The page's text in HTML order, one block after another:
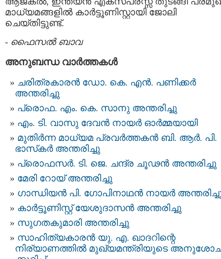
മാധ്യമങ്ങളില്‍ കാര്‍ട്ടൂണിസ്റ്റായി ജോലി
ചെയ്തിട്ടുണ്ട്.
- ഫൈസല്‍ ബാവ
അനുബന്ധ വാര്‍ത്തകള്‍
ചരിത്രകാരൻ ഡോ. കെ. എൻ. പണിക്കർ
അന്തരിച്ചു
പ്രൊഫ. എം. കെ. സാനു അന്തരിച്ചു
എം. ടി. വാസു ദേവന്‍ നായര്‍ ഓര്‍മ്മയായി
മുതിര്‍ന്ന മാധ്യമ പ്രവര്‍ത്തകന്‍ ബി. ആര്‍. പി.
ഭാസ്‌കര്‍ അന്തരിച്ചു
പ്രൊഫസര്‍. ടി. ജെ. ചന്ദ്ര ചൂഢൻ അന്തരിച്ചു
മേരി റോയ് അന്തരിച്ചു
ഗാന്ധിയന്‍ പി. ഗോപിനാഥന്‍ നായര്‍
കാർട്ടൂണിസ്റ്റ് യേശുദാസൻ അന്തരിച്ചു
സുഗതകുമാരി അന്തരിച്ചു
സാഹിത്യകാരന്‍ യു. എ. ഖാദറിന്റെ
നിര്യാണത്തില്‍ മുഖ്യമന്ത്രിയുടെ